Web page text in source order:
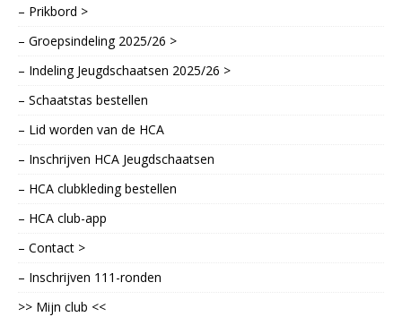
– Prikbord >
– Groepsindeling 2025/26 >
– Indeling Jeugdschaatsen 2025/26 >
– Schaatstas bestellen
– Lid worden van de HCA
– Inschrijven HCA Jeugdschaatsen
– HCA clubkleding bestellen
– HCA club-app
– Contact >
– Inschrijven 111-ronden
>> Mijn club <<